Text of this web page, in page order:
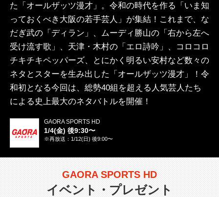
た「オールザッツ漫才」。令和の時代を作る「いま知
っておくべき大阪の若手芸人」が集結！これまで、な
だぎ武の「ディラン」、ムーディ勝山の「右から左へ
受け流す歌」、天津・木村の「エロ詩吟」、コロコロ
チキチキペッパーズ、とにかく明るい安村など数々の
ネタとスターを生み出した「オールザッツ漫才」！令
和初となる今回は、総勢40組を超える人気芸人たち
による史上最大のネタバトルを開催！
GAORA SPORTS HD
1/4(金) 後9:30〜
※再放送：1/12(日) 後9:00〜
GAORA SPORTS HD
イベント・プレゼント